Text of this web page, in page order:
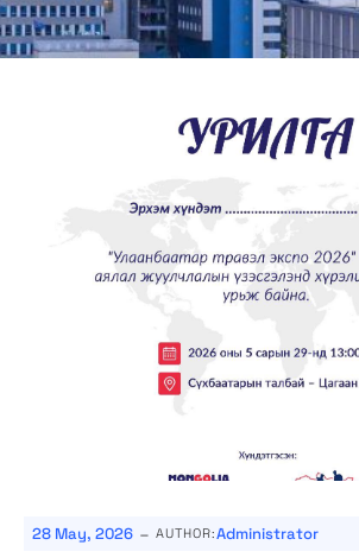
28 May, 2026 - AUTHOR:Administrator